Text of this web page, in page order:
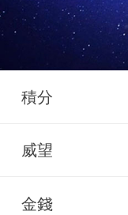
積分
威望
金錢